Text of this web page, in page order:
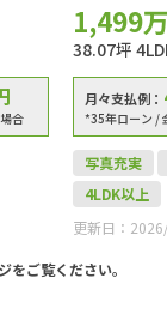
合
1,499
38.07坪
月々支払例：
*35年ローン /
写真充実
4LDK以上
更新日：
をご覧ください。